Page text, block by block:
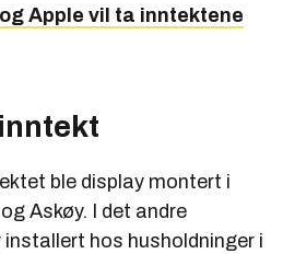
Apple vil ta inntektene
ble display montert i
Askøy. I det andre
hos husholdninger i